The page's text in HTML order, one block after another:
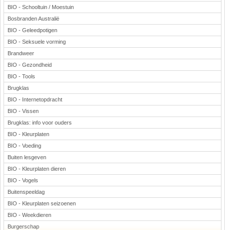
BIO - Schooltuin / Moestuin
Bosbranden Australië
BIO - Geleedpotigen
BIO - Seksuele vorming
Brandweer
BIO - Gezondheid
BIO - Tools
Brugklas
BIO - Internetopdracht
BIO - Vissen
Brugklas: info voor ouders
BIO - Kleurplaten
BIO - Voeding
Buiten lesgeven
BIO - Kleurplaten dieren
BIO - Vogels
Buitenspeeldag
BIO - Kleurplaten seizoenen
BIO - Weekdieren
Burgerschap